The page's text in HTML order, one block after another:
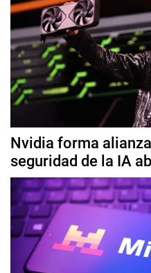
Nvidia forma
seguridad de la IA